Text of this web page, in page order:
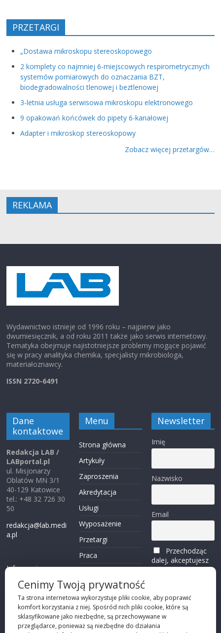
PRZETARGI
„Dostawa mikroskopu stereoskopowego
2 komplety co najmniej 6-miejscowych respirometrycznych
systemów pomiarowych do oznaczania BZT,
biodegradowalności tlenowej i beztlenowej
3-letnia usługa serwisowa mikroskopu elektronowego
9 opakowań końcówek do pipety 6-kanałowej
Adapter i mikroskop stereoskopowy
Zobacz więcej przetargów…
REKLAMA
Wydawnictwo istnieje od 1996 roku – najpierw jako
dwumiesięcznik, a od roku 2011 także jako serwis internetowy.
Tematyka obejmuje najistotniejsze problemy mogące pojawić
się w pracy analityka chemika, specjalisty mikrobiologa,
materiałoznawcy.
ISSN 2720-6491
Dane
kontaktowe
Redakcja LAB /
LABportal.pl
ul. Misjonarzy
Oblatów MN 3/1
40-129 Katowice
tel.: +48 32 726 30
50
redakcja@lab.medi
a.pl
Informacje o
Przechodząc dalej,
akceptujeszpolity
kę prywatności
Menu
Strona główna
Artykuły
Zaproszenia
Akredytacja
Usługi
Wyposażenie
Przetargi
Praca
Kontakt
Newsletter
Imię
Nazwisko
Email
Przechodząc
dalej, akceptujesz
politykę
Cenimy Twoją prywatność
Ta strona internetowa wykorzystuje pliki cookie, aby poprawić
komfort korzystania z niej. Spośród nich pliki cookie, które są
sklasyfikowane jako niezbędne, są przechowywane w
przeglądarce, ponieważ są niezbędne do działania